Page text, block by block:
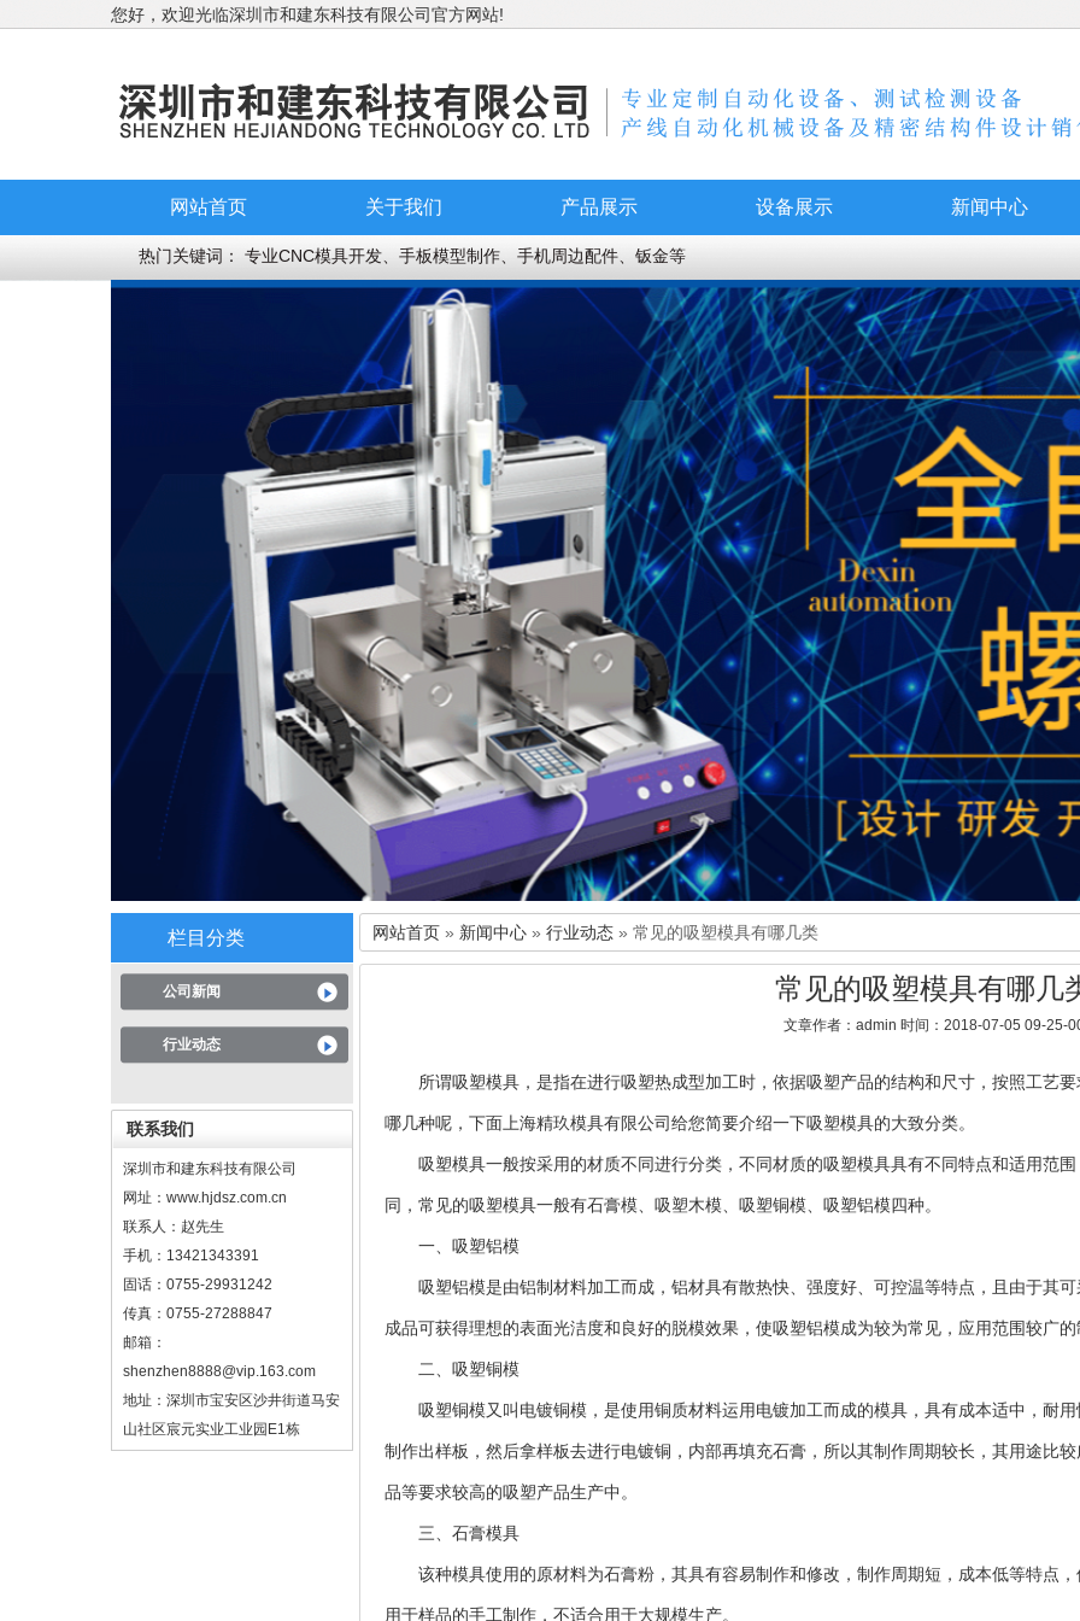
您好，欢迎光临深圳市和建东科技有限公司官方网站!
网站首页 关于我们 产品展示 设备展示 新闻中心
热门关键词： 专业CNC模具开发、手板模型制作、手机周边配件、钣金等
栏目分类
公司新闻
行业动态
联系我们
深圳市和建东科技有限公司
网址：www.hjdsz.com.cn
联系人：赵先生
手机：13421343391
固话：0755-29931242
传真：0755-27288847
邮箱：
shenzhen8888@vip.163.com
地址：深圳市宝安区沙井街道马安
山社区宸元实业工业园E1栋
网站首页 » 新闻中心 » 行业动态 » 常见的吸塑模具有哪几类
常见的吸塑模具有哪几
文章作者：admin 时间：2018-07-05 09-25-
所谓吸塑模具，是指在进行吸塑热成型加工时，依据吸塑产品的结构和尺寸，按照工艺
哪几种呢，下面上海精玖模具有限公司给您简要介绍一下吸塑模具的大致分类。
吸塑模具一般按采用的材质不同进行分类，不同材质的吸塑模具具有不同特点和适用范
同，常见的吸塑模具一般有石膏模、吸塑木模、吸塑铜模、吸塑铝模四种。
一、吸塑铝模
吸塑铝模是由铝制材料加工而成，铝材具有散热快、强度好、可控温等特点，且由于其可
成品可获得理想的表面光洁度和良好的脱模效果，使吸塑铝模成为较为常见，应用范围较广
二、吸塑铜模
吸塑铜模又叫电镀铜模，是使用铜质材料运用电镀加工而成的模具，具有成本适中，耐
制作出样板，然后拿样板去进行电镀铜，内部再填充石膏，所以其制作周期较长，其用途比
品等要求较高的吸塑产品生产中。
三、石膏模具
该种模具使用的原材料为石膏粉，其具有容易制作和修改，制作周期短，成本低等特点
用于样品的手工制作，不适合用于大规模生产。